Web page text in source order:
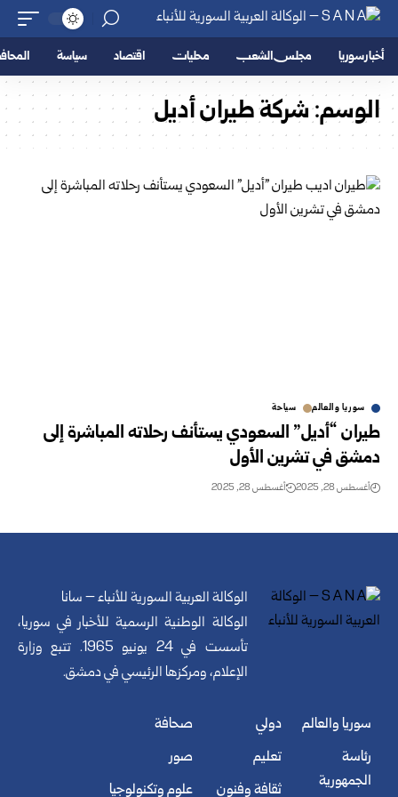
أخبار سوريا مجلس الشعب محليات اقتصاد سياسة
الوسم:شركة طيران أديل
سوريا والعالم سياحة
طيران “أديل” السعودي يستأنف رحلاته المباشرة إلى
دمشق في تشرين الأول
أغسطس 28, 2025 أغسطس 28, 2025
الوكالة العربية السورية للأنباء – سانا
الوكالة الوطنية الرسمية للأخبار في سوريا،
تأسست في 24 يونيو 1965. تتبع وزارة
الإعلام، ومركزها الرئيسي في دمشق.
سوريا والعالم
رئاسة
الجمهورية
دولي
تعليم
ثقافة وفنون
صحافة
صور
علوم وتكنولوجيا